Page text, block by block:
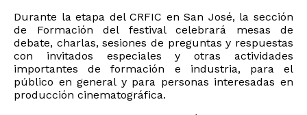
Durante la etapa del CRFIC en San José, la sección
de Formación del festival celebrará mesas de
debate, charlas, sesiones de preguntas y respuestas
con invitados especiales y otras actividades
importantes de formación e industria, para el
público en general y para personas interesadas en
producción cinematográfica.